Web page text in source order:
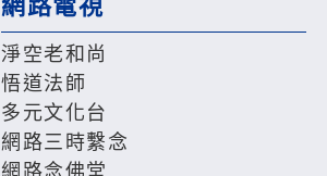
網路電視
淨空老和尚
悟道法師
多元文化台
網路三時繫念